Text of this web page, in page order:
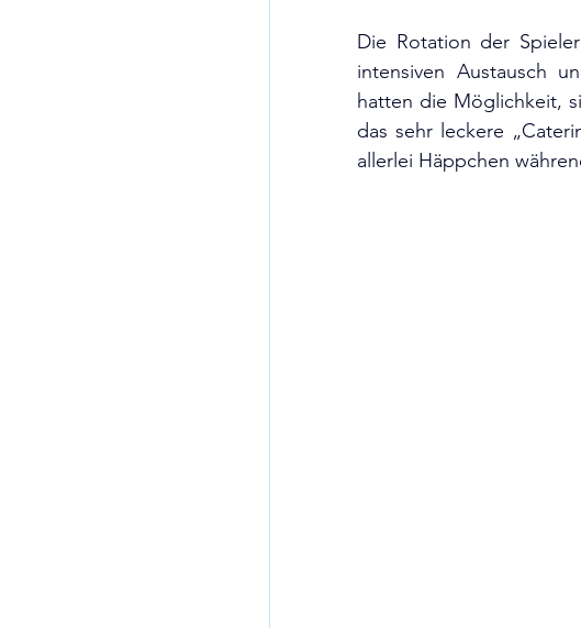
Die Rotation der
intensiven Austausch
hatten die Möglichkeit,
das sehr leckere
allerlei Häppchen